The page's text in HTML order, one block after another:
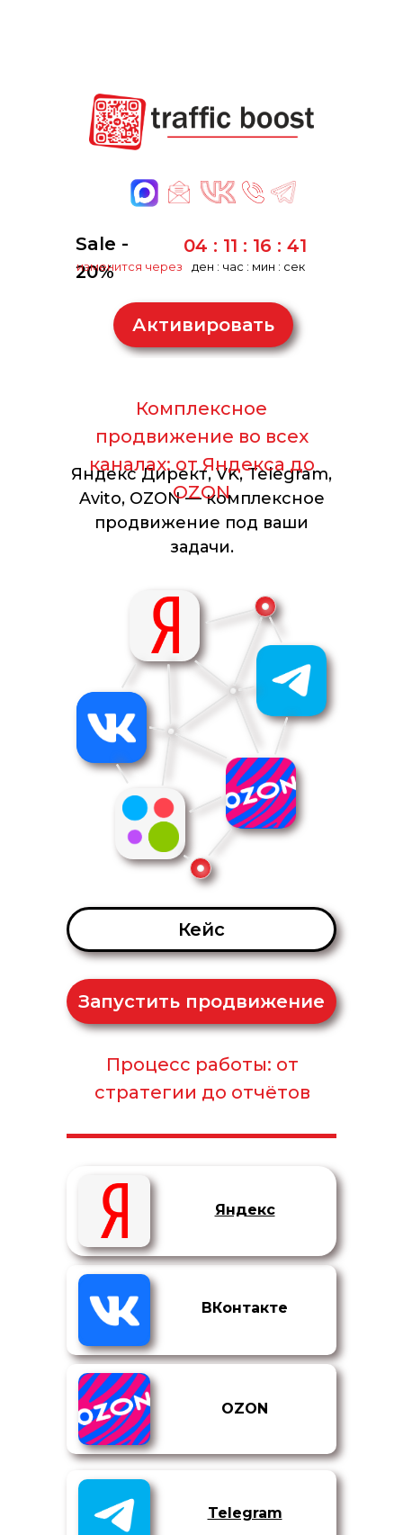
Активировать
Sale -
20%
04 : 11 : 16 : 41
ден : час : мин : сек
изменится через
Процесс работы: от
стратегии до отчётов
Запустить продвижение
Яндекс Директ, VK, Telegram,
Avito, OZON — комплексное
продвижение под ваши
задачи.
Кейс
Комплексное
продвижение во всех
каналах: от Яндекса до
OZON
Telegram
ВКонтакте
Яндекс
OZON